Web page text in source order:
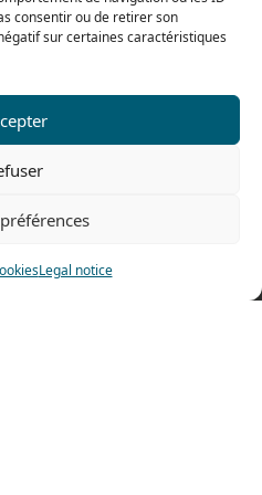
consentir ou de retirer son
sur certaines caractéristiques
Legal notice